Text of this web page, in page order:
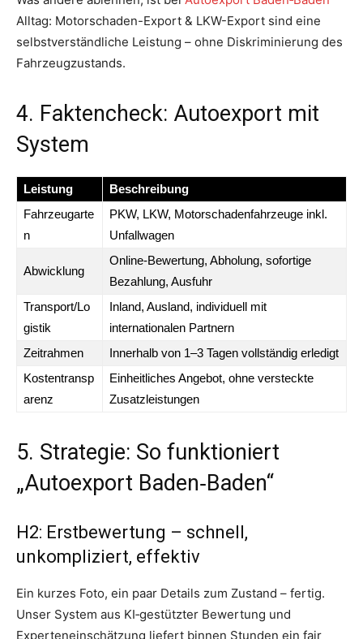
Alltag: Motorschaden-Export & LKW-Export sind eine
selbstverständliche Leistung – ohne Diskriminierung des
Fahrzeugzustands.
4. Faktencheck: Autoexport mit
System
Leistung
Beschreibung
Fahrzeugarte
n
PKW, LKW, Motorschadenfahrzeuge inkl.
Unfallwagen
Abwicklung
Online‑Bewertung, Abholung, sofortige
Bezahlung, Ausfuhr
Transport/Lo
gistik
Inland, Ausland, individuell mit
internationalen Partnern
Zeitrahmen
Innerhalb von 1–3 Tagen vollständig erledigt
Kostentransp
arenz
Einheitliches Angebot, ohne versteckte
Zusatzleistungen
5. Strategie: So funktioniert
„Autoexport Baden‑Baden“
H2: Erstbewertung – schnell,
unkompliziert, effektiv
Ein kurzes Foto, ein paar Details zum Zustand – fertig.
Unser System aus KI‑gestützter Bewertung und
Experteneinschätzung liefert binnen Stunden ein fair